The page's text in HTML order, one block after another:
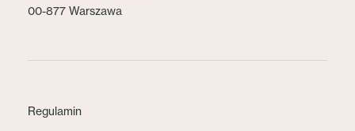
00-877 Warszawa
Regulamin